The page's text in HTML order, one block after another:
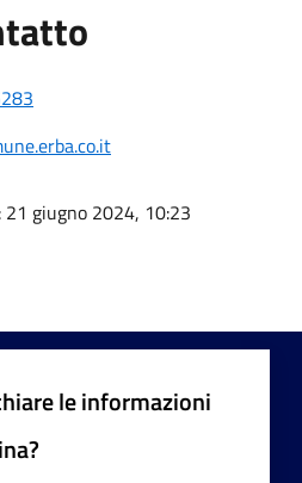
: 21 giugno 2024, 10:23
le informazioni